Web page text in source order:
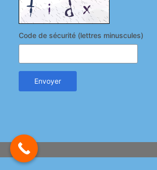
Code de sécurité (lettres minuscules)
Envoyer